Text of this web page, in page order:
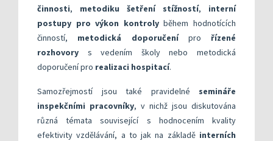
činnosti, metodiku šetření stížností, interní
postupy pro výkon kontrolyběhem hodnotících
činností, metodická doporučenípro řízené
rozhovory s vedením školy nebo metodická
doporučení pro realizaci hospitací.
Samozřejmostí jsou také pravidelné semináře
inspekčními pracovníky, v nichž jsou diskutována
různá témata související s hodnocením kvality
efektivity vzdělávání, a to jak na základěinterních